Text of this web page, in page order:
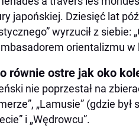
japońskiej. Dziesięć lat
wyrzucił z siebie:
orientalizmu w
równie ostre jak oko
nie poprzestał na
„Lamusie” (gdzie
i „Wędrowcu”.